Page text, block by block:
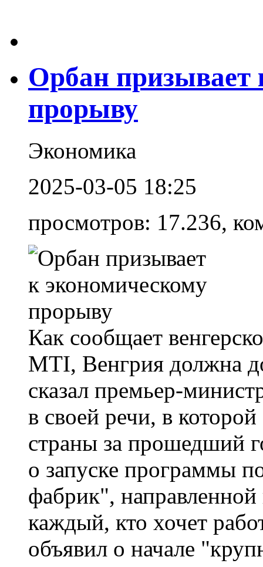
Орбан призывает
прорыву
Экономика
2025-03-05 18:25
просмотров: 17.236,
Как сообщает
MTI, Венгрия должна
сказал премьер-
в своей речи, в
страны за прошедший
о запуске программы
фабрик", направленной
каждый, кто хочет
объявил о начале